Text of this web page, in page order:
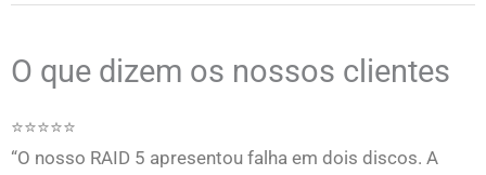
O que dizem os nossos clientes
⭐⭐⭐⭐⭐
“O nosso RAID 5 apresentou falha em dois discos. A